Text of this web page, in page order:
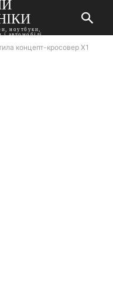
ноутбуки,
і автомобілі
концепт-кросовер X1